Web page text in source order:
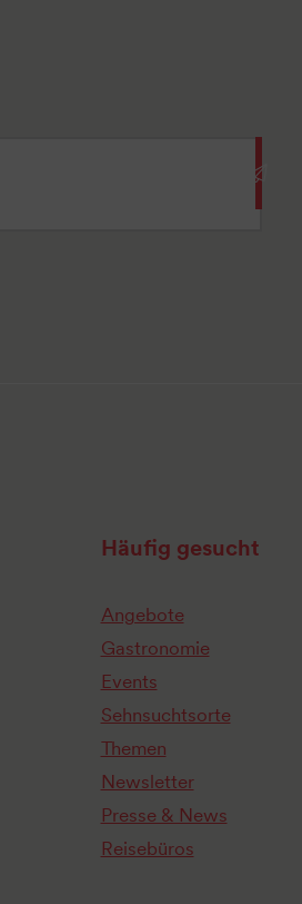
Häufig gesucht
Angebote
Gastronomie
Events
Sehnsuchtsorte
Themen
Newsletter
Presse & News
Reisebüros